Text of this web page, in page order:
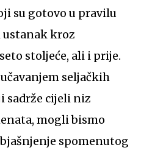
su gotovo u pravilu
kroz
stoljeće, ali i prije.
seljačkih
sadrže cijeli niz
mogli bismo
spomenutog